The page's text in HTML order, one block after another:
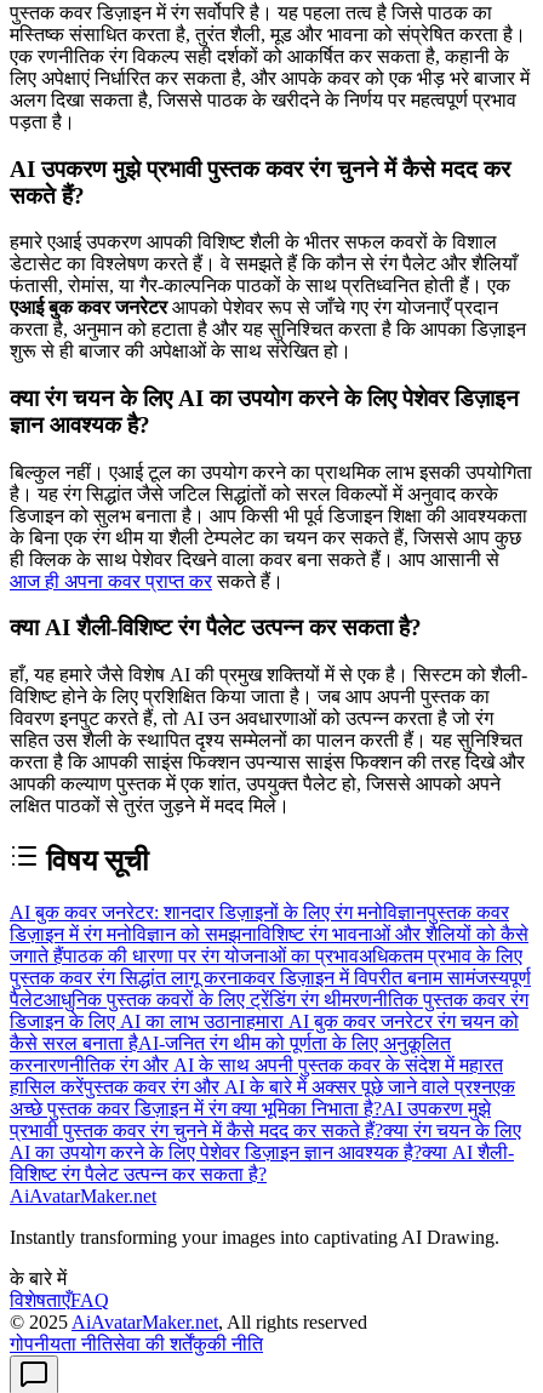
पुस्तक कवर डिज़ाइन में रंग सर्वोपरि है। यह पहला तत्व है जिसे पाठक का
मस्तिष्क संसाधित करता है, तुरंत शैली, मूड और भावना को संप्रेषित करता है।
एक रणनीतिक रंग विकल्प सही दर्शकों को आकर्षित कर सकता है, कहानी के
लिए अपेक्षाएं निर्धारित कर सकता है, और आपके कवर को एक भीड़ भरे बाजार में
अलग दिखा सकता है, जिससे पाठक के खरीदने के निर्णय पर महत्वपूर्ण प्रभाव
पड़ता है।
AI उपकरण मुझे प्रभावी पुस्तक कवर रंग चुनने में कैसे मदद कर
सकते हैं?
हमारे एआई उपकरण आपकी विशिष्ट शैली के भीतर सफल कवरों के विशाल
डेटासेट का विश्लेषण करते हैं। वे समझते हैं कि कौन से रंग पैलेट और शैलियाँ
फंतासी, रोमांस, या गैर-काल्पनिक पाठकों के साथ प्रतिध्वनित होती हैं। एक
एआई बुक कवर जनरेटरआपको पेशेवर रूप से जाँचे गए रंग योजनाएँ प्रदान
करता है, अनुमान को हटाता है और यह सुनिश्चित करता है कि आपका डिज़ाइन
शुरू से ही बाजार की अपेक्षाओं के साथ संरेखित हो।
क्या रंग चयन के लिए AI का उपयोग करने के लिए पेशेवर डिज़ाइन
ज्ञान आवश्यक है?
बिल्कुल नहीं। एआई टूल का उपयोग करने का प्राथमिक लाभ इसकी उपयोगिता
है। यह रंग सिद्धांत जैसे जटिल सिद्धांतों को सरल विकल्पों में अनुवाद करके
डिजाइन को सुलभ बनाता है। आप किसी भी पूर्व डिजाइन शिक्षा की आवश्यकता
के बिना एक रंग थीम या शैली टेम्पलेट का चयन कर सकते हैं, जिससे आप कुछ
ही क्लिक के साथ पेशेवर दिखने वाला कवर बना सकते हैं। आप आसानी से
आज ही अपना कवर प्राप्त करसकते हैं।
क्या AI शैली-विशिष्ट रंग पैलेट उत्पन्न कर सकता है?
हाँ, यह हमारे जैसे विशेष AI की प्रमुख शक्तियों में से एक है। सिस्टम को शैली-
विशिष्ट होने के लिए प्रशिक्षित किया जाता है। जब आप अपनी पुस्तक का
विवरण इनपुट करते हैं, तो AI उन अवधारणाओं को उत्पन्न करता है जो रंग
सहित उस शैली के स्थापित दृश्य सम्मेलनों का पालन करती हैं। यह सुनिश्चित
करता है कि आपकी साइंस फिक्शन उपन्यास साइंस फिक्शन की तरह दिखे और
आपकी कल्याण पुस्तक में एक शांत, उपयुक्त पैलेट हो, जिससे आपको अपने
लक्षित पाठकों से तुरंत जुड़ने में मदद मिले।
विषय सूची
AI बुक कवर जनरेटर: शानदार डिज़ाइनों के लिए रंग मनोविज्ञानपुस्तक कवर
डिज़ाइन में रंग मनोविज्ञान को समझनाविशिष्ट रंग भावनाओं और शैलियों को कैसे
जगाते हैंपाठक की धारणा पर रंग योजनाओं का प्रभावअधिकतम प्रभाव के लिए
पुस्तक कवर रंग सिद्धांत लागू करनाकवर डिज़ाइन में विपरीत बनाम सामंजस्यपूर्ण
पैलेटआधुनिक पुस्तक कवरों के लिए ट्रेंडिंग रंग थीमरणनीतिक पुस्तक कवर रंग
डिजाइन के लिए AI का लाभ उठानाहमारा AI बुक कवर जनरेटर रंग चयन को
कैसे सरल बनाता हैAI-जनित रंग थीम को पूर्णता के लिए अनुकूलित
करनारणनीतिक रंग और AI के साथ अपनी पुस्तक कवर के संदेश में महारत
हासिल करेंपुस्तक कवर रंग और AI के बारे में अक्सर पूछे जाने वाले प्रश्नएक
अच्छे पुस्तक कवर डिज़ाइन में रंग क्या भूमिका निभाता है?AI उपकरण मुझे
प्रभावी पुस्तक कवर रंग चुनने में कैसे मदद कर सकते हैं?क्या रंग चयन के लिए
AI का उपयोग करने के लिए पेशेवर डिज़ाइन ज्ञान आवश्यक है?क्या AI शैली-
विशिष्ट रंग पैलेट उत्पन्न कर सकता है?
AiAvatarMaker.net
Instantly transforming your images into captivating AI Drawing.
के बारे में
विशेषताएँFAQ
© 2025 AiAvatarMaker.net, All rights reserved
गोपनीयता नीतिसेवा की शर्तेंकुकी नीति